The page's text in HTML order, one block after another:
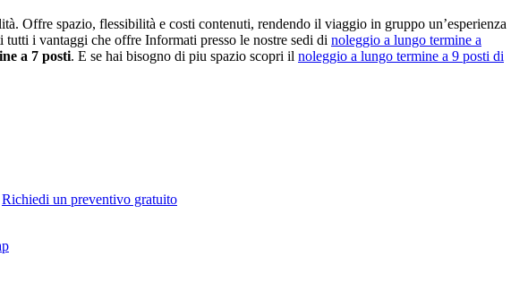
Offre spazio, flessibilità e costi contenuti, rendendo il viaggio in gruppo un’esperienza
i vantaggi che offre Informati presso le nostre sedi di noleggio a lungo termine a
a 7 posti. E se hai bisogno di piu spazio scopri il noleggio a lungo termine a 9 posti di
Richiedi un preventivo gratuito